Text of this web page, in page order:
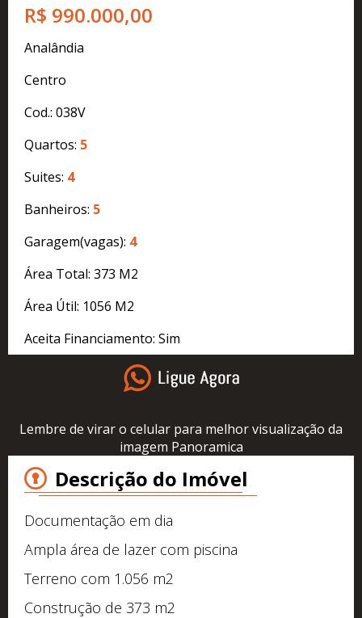
R$ 990.000,00
Analândia
Centro
Cod.: 038V
Quartos: 5
Suites: 4
Banheiros: 5
Garagem(vagas): 4
Área Total: 373 M2
Área Útil: 1056 M2
Aceita Financiamento: Sim
Lembre de virar o celular para melhor visualização da
imagem Panoramica
Descrição do Imóvel
Documentação em dia
Ampla área de lazer com piscina
Terreno com 1.056 m2
Construção de 373 m2